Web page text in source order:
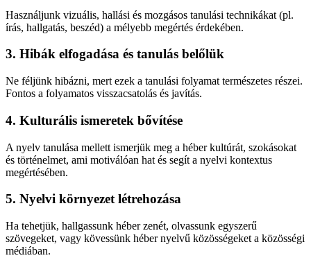
Használjunk vizuális, hallási és mozgásos tanulási technikákat (pl.
írás, hallgatás, beszéd) a mélyebb megértés érdekében.
3. Hibák elfogadása és tanulás belőlük
Ne féljünk hibázni, mert ezek a tanulási folyamat természetes részei.
Fontos a folyamatos visszacsatolás és javítás.
4. Kulturális ismeretek bővítése
A nyelv tanulása mellett ismerjük meg a héber kultúrát, szokásokat
és történelmet, ami motiválóan hat és segít a nyelvi kontextus
megértésében.
5. Nyelvi környezet létrehozása
Ha tehetjük, hallgassunk héber zenét, olvassunk egyszerű
szövegeket, vagy kövessünk héber nyelvű közösségeket a közösségi
médiában.